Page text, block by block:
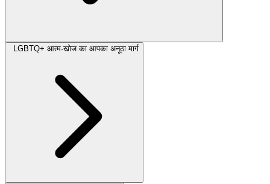
LGBTQ+ आत्म-खोज का आपका अनूठा मार्ग